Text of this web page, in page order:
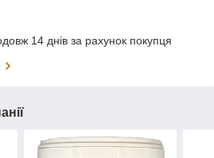
14 днів за рахунок покупця